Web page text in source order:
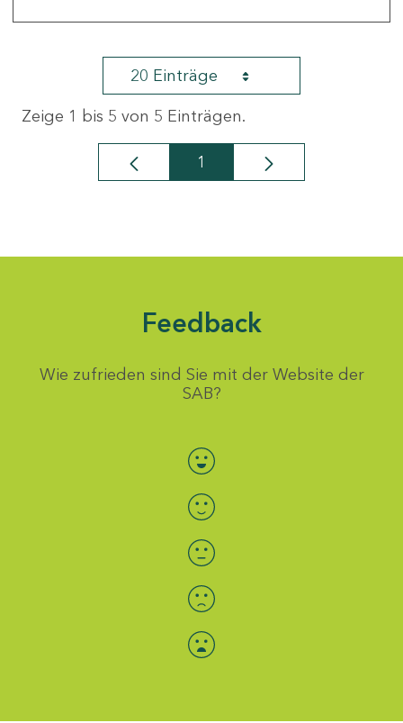
20 Einträge
Zeige 1 bis 5 von 5 Einträgen.
Seite
1
Feedback
Wie zufrieden sind Sie mit der Website der
SAB?
Bewertung auswählen